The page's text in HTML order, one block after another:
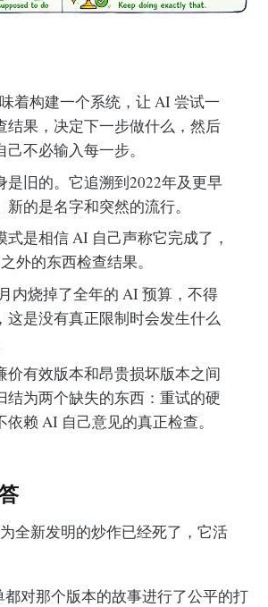
着构建一个系统，让 AI 尝试一
结果，决定下一步做什么，然后
不必输入每一步。
是旧的。它追溯到2022年及更早
的是名字和突然的流行。
式是相信 AI 自己声称它完成了，
外的东西检查结果。
内烧掉了全年的 AI 预算，不得
这是没有真正限制时会发生什么
价有效版本和昂贵损坏版本之间
结为两个缺失的东西：重试的硬
赖 AI 自己意见的真正检查。
全新发明的炒作已经死了，它活
对那个版本的故事进行了公平的打